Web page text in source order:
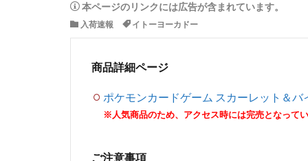
本ページのリンクには広告が含まれています。
入荷速報 イトーヨーカドー
商品詳細ページ
ポケモンカードゲーム スカーレット＆
※人気商品のため、アクセス時には完売となって
ご注意事項